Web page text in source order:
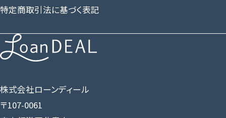
株式会社ローンディール
〒107-0061
特定商取引法に基づく表記